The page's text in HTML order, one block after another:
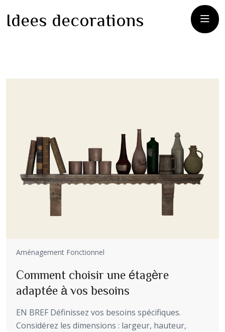
Idees decorations
Aménagement Fonctionnel
Comment choisir une étagère
adaptée à vos besoins
EN BREF Définissez vos besoins spécifiques.
Considérez les dimensions : largeur, hauteur,